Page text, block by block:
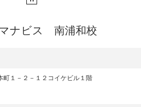
ナビス 南浦和校
町１－２－１２コイケビル１階